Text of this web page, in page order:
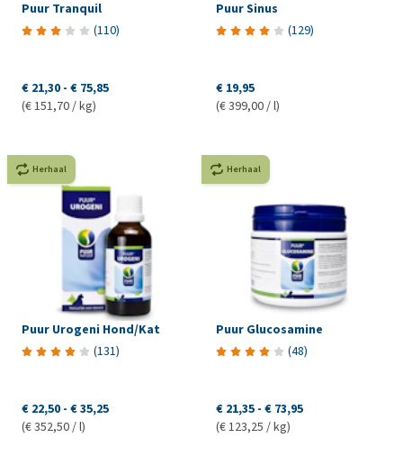
Puur Tranquil
(110)
€ 21,30 - € 75,85
(€ 151,70 / kg)
Puur Sinus
(129)
€ 19,95
(€ 399,00 / l)
Herhaal
Puur Urogeni Hond/Kat
(131)
€ 22,50 - € 35,25
(€ 352,50 / l)
Herhaal
Puur Glucosamine
(48)
€ 21,35 - € 73,95
(€ 123,25 / kg)